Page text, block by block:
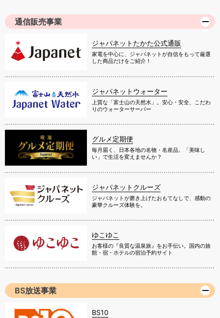
通信販売事業
ジャパネットたかた公式通販
家電を中心に、ジャパネットが自信をもって厳選
した商品だけをご紹介！
ジャパネットウォーター
上質な「富士山の天然水」。安心・安全、こだわ
りのウォーターサーバー
グルメ定期便
毎月届く、日本各地の名物・名産品。「美味し
い」で生活を変えませんか？
ジャパネットクルーズ
ジャパネットが磨き上げたおもてなしで、感動の
豪華クルーズ体験を。
ゆこゆこ
お客様の『良質な温泉旅』をお手伝い。国内の旅
館・宿・ホテルの宿泊予約サイト
BS放送事業
BS10